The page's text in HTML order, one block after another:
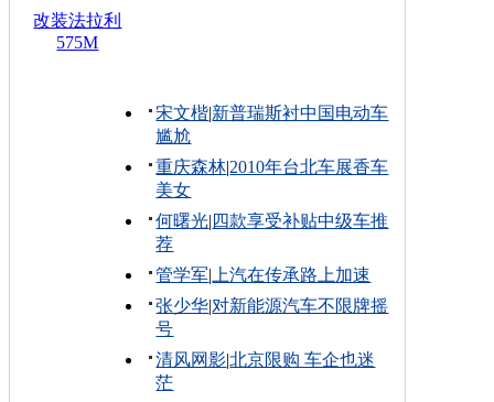
改装法拉利
575M
宋文楷|新普瑞斯衬中国电动车
尴尬
重庆森林|2010年台北车展香车
美女
何曙光| 四款享受补贴中级车推
荐
管学军| 上汽在传承路上加速
张少华|对新能源汽车不限牌摇
号
清风网影|北京限购 车企也迷
茫